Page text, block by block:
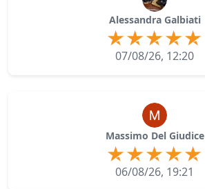
Alessandra Galbiati
07/08/26, 12:20
Massimo Del Giudice
06/08/26, 19:21